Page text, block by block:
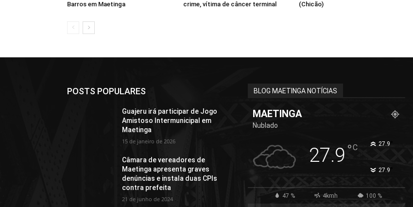
Barros em Maetinga
crime, vítima de câncer terminal
(Chicão)
POSTS POPULARES
Guajeru irá participar de Jogo
Amistoso Intermunicipal em
Maetinga
15 de janeiro de 2026
Câmara de vereadores de
Maetinga apresenta graves
denúncias e instala duas CPIs
contra prefeita
21 de junho de 2024
BLOG MAETINGA NOTÍCIAS
MAETINGA
Nublado
27.9 °C 27.9°
27.9
47 % 4kmh 100 %